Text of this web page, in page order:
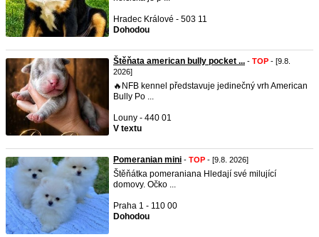
Hradec Králové - 503 11
Dohodou
Štěňata american bully pocket ... - TOP - [9.8.
2026]
🔥NFB kennel představuje jedinečný vrh American
Bully Po ...
Louny - 440 01
V textu
Pomeranian mini - TOP - [9.8. 2026]
Štěňátka pomeraniana Hledají své milující
domovy. Očko ...
Praha 1 - 110 00
Dohodou